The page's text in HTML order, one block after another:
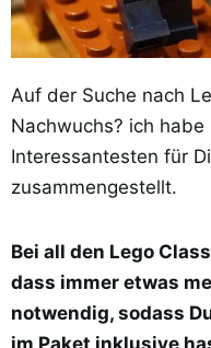
Auf der Suche nach
Nachwuchs? ich
Interessantesten für
zusammengestellt.
Bei all den Lego
dass immer etwas
notwendig, sodass
im Paket inklusive